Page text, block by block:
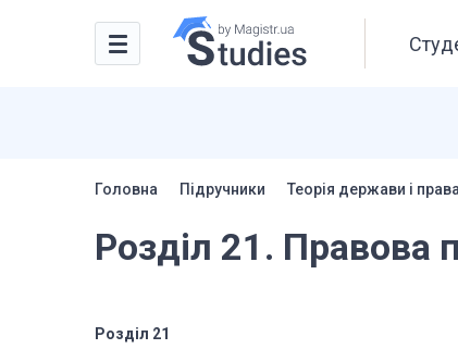
Головна Підручники Теорія держави і
Розділ 21. Правова
Розділ 21